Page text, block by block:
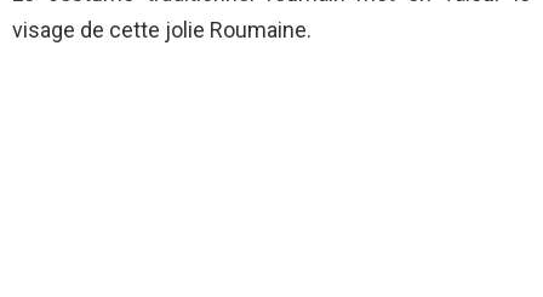
visage de cette jolie Roumaine.